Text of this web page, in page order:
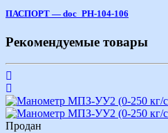
ПАСПОРТ — doc_РН-104-106
Рекомендуемые товары
Продан